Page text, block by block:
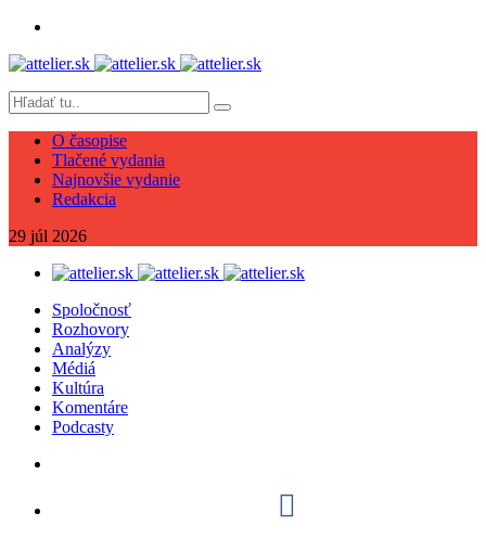
O časopise
Tlačené vydania
Najnovšie vydanie
Redakcia
29 júl 2026
Spoločnosť
Rozhovory
Analýzy
Médiá
Kultúra
Komentáre
Podcasty